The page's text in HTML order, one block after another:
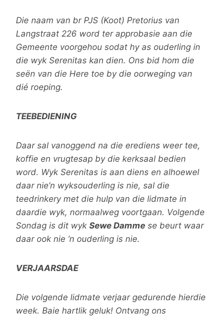
Die naam van br PJS (Koot) Pretorius van
Langstraat 226 word ter approbasie aan die
Gemeente voorgehou sodat hy as ouderling in
die wyk Serenitas kan dien. Ons bid hom die
seën van die Here toe by die oorweging van
dié roeping.
TEEBEDIENING
Daar sal vanoggend na die erediens weer tee,
koffie en vrugtesap by die kerksaal bedien
word. Wyk Serenitas is aan diens en alhoewel
daar nie’n wyksouderling is nie, sal die
teedrinkery met die hulp van die lidmate in
daardie wyk, normaalweg voortgaan. Volgende
Sondag is dit wyk Sewe Damme se beurt waar
daar ook nie ’n ouderling is nie.
VERJAARSDAE
Die volgende lidmate verjaar gedurende hierdie
week. Baie hartlik geluk! Ontvang ons